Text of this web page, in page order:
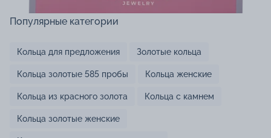
Популярные категории
Кольца для предложения Золотые кольца
Кольца золотые 585 пробы Кольца женские
Кольца из красного золота Кольца с камнем
Кольца золотые женские